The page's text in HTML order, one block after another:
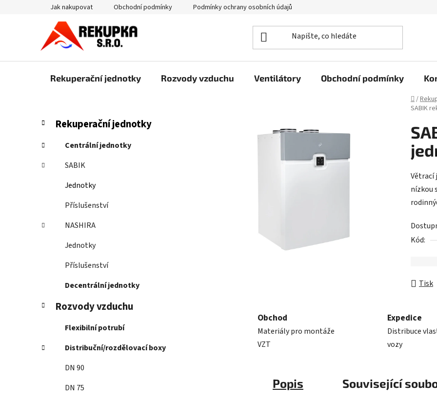
Jak nakupovat Obchodní podmínky Podmínky ochrany osobních údajů
Rekuperační jednotky Rozvody vzduchu Ventilátory Obchodní podmínky
Domů
/
SABIK
P
s
r
í
Přeskočit
kategorie
K
a
e
g
Rekuperační jednotky
Centrální jednotky
SABIK
Jednotky
Příslušenství
NASHIRA
Jednotky
Příslušenství
Decentrální jednotky
Rozvody vzduchu
Flexibilní potrubí
Distribuční/rozdělovací boxy
DN 90
DN 75
Větrací
nízkou
Kód:
Tisk
Obchod
Materiály pro montáže
VZT
Expedice
Distribuce
vozy
Popis Související